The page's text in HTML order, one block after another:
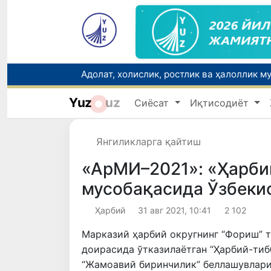
Ўзбекистонда зилзила содир бўлди
Риэлторлик фаолияти тартибга солинди
Yuz uz Сиёсат Иқтисодиёт
Янгиликларга қайтиш
«АрМИ–2021»:
мусобақасида
Ҳарбий 31 авг 2021, 10:41 2 102
Марказий ҳарбий округнинг “Фориш”
доирасида ўтказилаётган “Ҳарбий-
“Жамоавий биринчилик”